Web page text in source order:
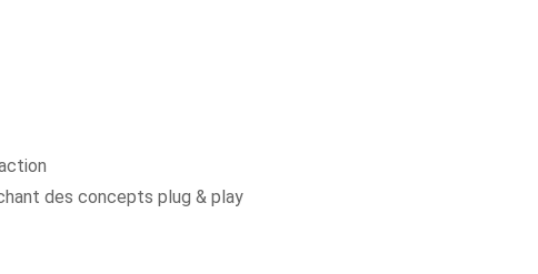
des concepts plug & play